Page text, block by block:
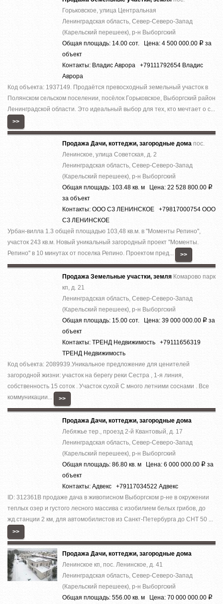
Горьковское, улица Центральная
Ленинградская область, Север-Северо-Запад
(Карельский перешеек), р-н Выборгский
Общая площадь: 14.00 сот. Цена: 4 500 000.00 Р за
объект
Контакты: Владис Аврора +79111792654 Владис
Аврора
Код объекта: 1937149. Продаётся превосходный земельный участок в
Полянском сельском поселении, посёлок Горьковское, Выборгский район
Ленинградской области. Это идеальный выбор для тех, кто мечтает о с...
>>
Продажа Дачи, коттеджи, загородные дома пос.
Ленинское, улица Советская, д. 2
Ленинградская область, Север-Северо-Запад
(Карельский перешеек), р-н Выборгский
Общая площадь: 103.48 кв. м Цена: 22 528 800.00 Р
за объект
Контакты: ООО СЗ ЛЕНИНСКОЕ +79817000754 ООО
СЗ ЛЕНИНСКОЕ
Урбан-вилла 1.3 общей площадью 103,48 кв.м. в ''Моменты Репино'',
участок 243 кв.м. Новый уникальный загородный проект ''Моменты.
Репино'' в 10 минутах от поселка Репино. Проектом пред...
>>
Продажа Земельные участки, земля Комарово парк
кп, д. 21
Ленинградская область, Север-Северо-Запад
(Карельский перешеек), р-н Выборгский
Общая площадь: 15.00 сот. Цена: 39 000 000.00 Р за
объект
Контакты: ТРЕНД Недвижимость +79111656319
ТРЕНД Недвижимость
Код объекта: 2089939.Уникальное предложение для ценителей
загородной жизни: участок на берегу реки Сестра , 1-я линия,
собственность 15 соток . Участок сухой С много летними соснами . Все
коммуникации...
>>
Продажа Дачи, коттеджи, загородные дома
Лебяжье тер., проезд 2-й Квантовый, д. 17
Ленинградская область, Север-Северо-Запад
(Карельский перешеек), р-н Выборгский
Общая площадь: 86.80 кв. м Цена: 6 000 000.00 Р за
объект
Контакты: Адвекс +79117034522 Адвекс
ID: 312361В продаже дача в живописном Выборгском р-не в окружении
теплых озер и густого лесного массива с изобилием белых грибов, до
жд.станции 2 км, для автомобилистов из Санкт-Петербурга до СНТ 50 ...
>>
Продажа Дачи, коттеджи, загородные дома
Ленинское кп, пос. Ленинское, д. 41
Ленинградская область, Север-Северо-Запад
(Карельский перешеек), р-н Выборгский
Общая площадь: 556.00 кв. м Цена: 70 000 000.00 Р